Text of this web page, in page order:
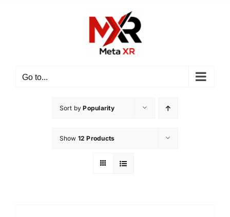
Go to...
Sort byPopularity
Show 12 Products